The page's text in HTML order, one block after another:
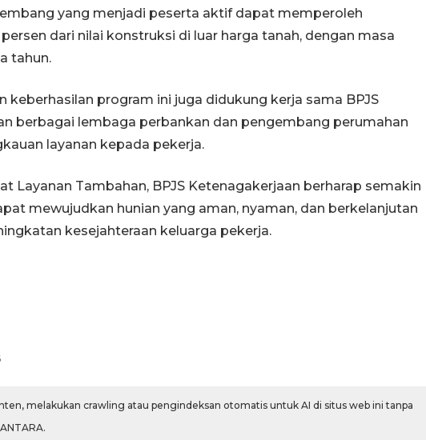
yang menjadi peserta aktif dapat memperoleh
dari nilai konstruksi di luar harga tanah, dengan masa
tahun.
keberhasilan program ini juga didukung kerja sama BPJS
berbagai lembaga perbankan dan pengembang perumahan
layanan kepada pekerja.
Layanan Tambahan, BPJS Ketenagakerjaan berharap semakin
mewujudkan hunian yang aman, nyaman, dan berkelanjutan
kesejahteraan keluarga pekerja.
melakukan crawling atau pengindeksan otomatis untuk AI di situs web ini tanpa